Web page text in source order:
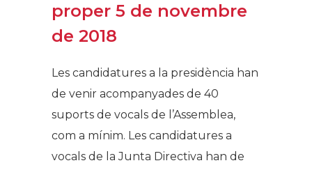
proper 5 de novembre
de 2018
Les candidatures a la presidència han
de venir acompanyades de 40
suports de vocals de l’Assemblea,
com a mínim. Les candidatures a
vocals de la Junta Directiva han de